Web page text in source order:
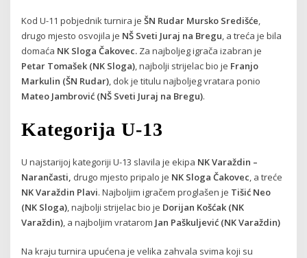
Kod U-11 pobjednik turnira jeŠN Rudar Mursko Središće,
drugo mjesto osvojila je NŠ Sveti Juraj na Bregu, a treća je bila
domaća NK Sloga Čakovec. Za najboljeg igrača izabran je
Petar Tomašek (NK Sloga), najbolji strijelac bio je Franjo
Markulin (ŠN Rudar), dok je titulu najboljeg vratara ponio
Mateo Jambrović (NŠ Sveti Juraj na Bregu).
Kategorija U-13
U najstarijoj kategoriji U-13 slavila je ekipa NK Varaždin –
Narančasti, drugo mjesto pripalo je NK Sloga Čakovec , a treće
NK Varaždin Plavi. Najboljim igračem proglašen je Tišić Neo
(NK Sloga) , najbolji strijelac bio je Dorijan Košćak (NK
Varaždin) , a najboljim vratarom Jan Paškuljević (NK Varaždin)
Na kraju turnira upućena je velika zahvala svima koji su